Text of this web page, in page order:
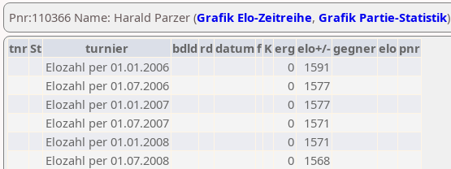
Pnr:110366 Name: Harald Parzer (Grafik Elo-Zeitreihe, Grafik Partie-Statistik)
tnrSt turnier bdld rd datumf Kerg elo+/-gegnerelo pnr
Elozahl per 01.01.2006
0
1591
Elozahl per 01.07.2006
0
1577
Elozahl per 01.01.2007
0
1577
Elozahl per 01.07.2007
0
1571
Elozahl per 01.01.2008
0
1571
Elozahl per 01.07.2008
0
1568